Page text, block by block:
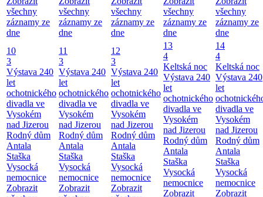
všechny
záznamy ze
dne
všechny
záznamy ze
dne
všechny
záznamy ze
dne
všechny
záznamy ze
dne
všechny
záznamy ze
dne
10
3
Výstava 240
let
ochotnického
divadla ve
Vysokém
nad Jizerou
Rodný dům
Antala
Staška
Vysocká
nemocnice
Zobrazit
11
3
Výstava 240
let
ochotnického
divadla ve
Vysokém
nad Jizerou
Rodný dům
Antala
Staška
Vysocká
nemocnice
Zobrazit
12
3
Výstava 240
let
ochotnického
divadla ve
Vysokém
nad Jizerou
Rodný dům
Antala
Staška
Vysocká
nemocnice
Zobrazit
13
4
Keltská noc
Výstava 240
let
ochotnického
divadla ve
Vysokém
nad Jizerou
Rodný dům
Antala
Staška
Vysocká
nemocnice
Zobrazit
14
4
Keltská noc
Výstava 240
let
divadla ve
Vysokém
nad Jizerou
Rodný dům
Antala
Staška
Vysocká
nemocnice
Zobrazit